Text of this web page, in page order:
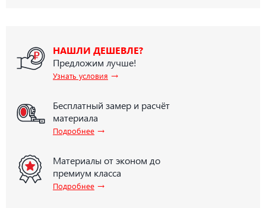
НАШЛИ ДЕШЕВЛЕ?
Предложим лучше!
Узнать условия →
Бесплатный замер и расчёт
материала
Подробнее →
Материалы от эконом до
премиум класса
Подробнее →